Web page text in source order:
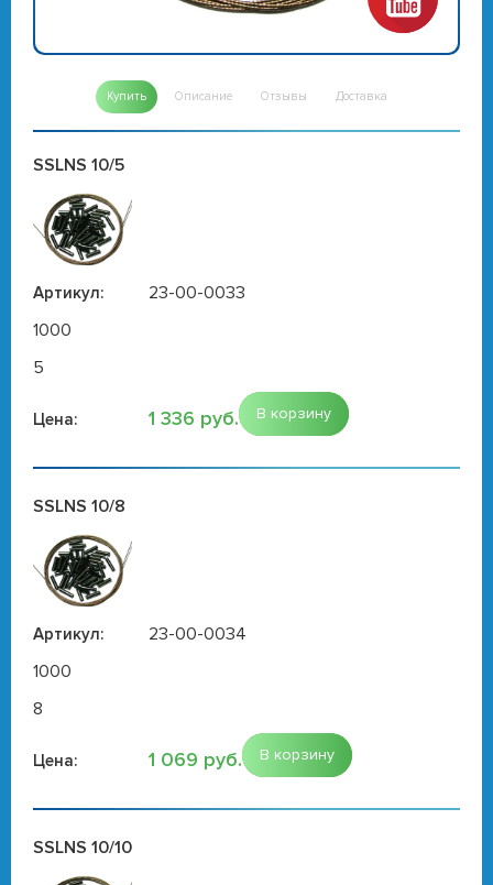
Купить Описание Отзывы Доставка
SSLNS 10/5
Артикул:
23-00-0033
1000
5
Цена: 1 336 руб. В корзину
SSLNS 10/8
Артикул:
23-00-0034
1000
8
Цена: 1 069 руб. В корзину
SSLNS 10/10